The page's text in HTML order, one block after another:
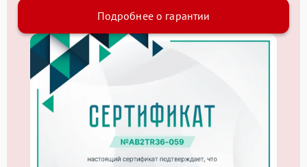
Подробнее о гарантии